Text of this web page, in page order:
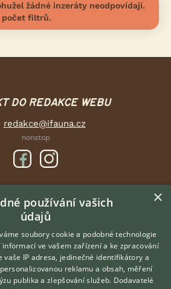
žádné inzeráty neodpovídají.
počet filtrů.
DO REDAKCE WEBU
redakce@ifauna.cz
nonstop
STRÁNKA
INZERCE
DISKUSE
ČLÁNKY
O nás
×
používání vašich
údajů
soubory cookie a podobné technologie
ve vašem zařízení a ke zpracování
vaše IP adresa, jedinečné identifikátory a
reklamu a obsah, měření
publika a zlepšování služeb. Dodavatelé